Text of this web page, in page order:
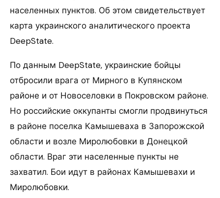
населенных пунктов. Об этом свидетельствует
карта украинского аналитического проекта
DeepState.
По данным DeepState, украинские бойцы
отбросили врага от Мирного в Купянском
районе и от Новоселовки в Покровском районе.
Но российские оккупанты смогли продвинуться
в районе поселка Камышеваха в Запорожской
области и возле Миролюбовки в Донецкой
области. Враг эти населенные пункты не
захватил. Бои идут в районах Камышевахи и
Миролюбовки.